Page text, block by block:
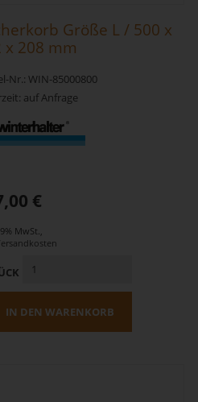
Größe L / 500 x
x 208 mm
Nr.: WIN-85000800
auf Anfrage
€
MwSt.
IN DEN WARENKORB